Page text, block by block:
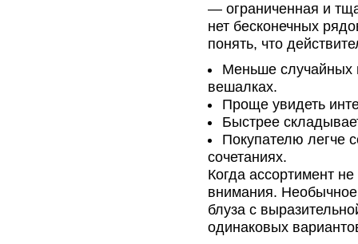
— ограниченная и
нет бесконечных
понять, что
Меньше случайных
вешалках.
Проще увидеть
Быстрее
Покупателю легче
сочетаниях.
Когда ассортимент
внимания.
блуза с
одинаковых